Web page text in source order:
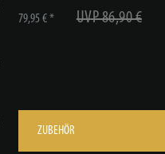
UVP 86,90 €
79,95 € *
ZUBEHÖR